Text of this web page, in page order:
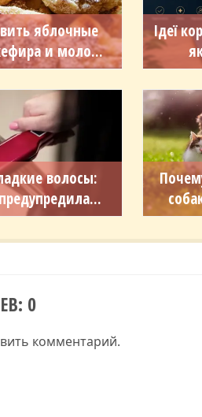
яблочные
и моло...
Ідеї
волосы:
0
комментарий.